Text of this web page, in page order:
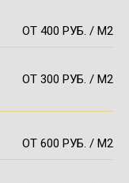
ОТ 400 РУБ. / М2
ОТ 300 РУБ. / М2
ОТ 600 РУБ. / М2